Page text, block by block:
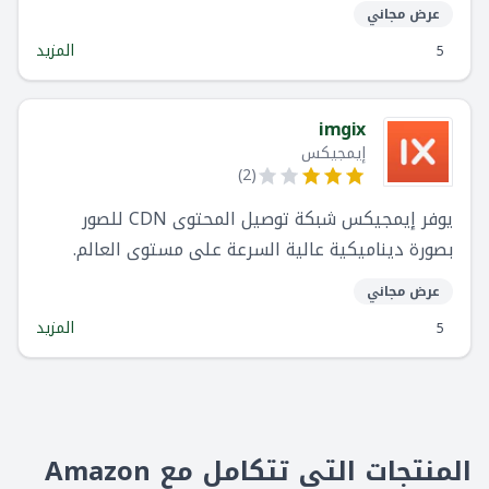
عرض مجاني
5
المزيد
imgix
إيمجيكس
(
2
)
يوفر إيمجيكس شبكة توصيل المحتوى CDN للصور
بصورة ديناميكية عالية السرعة على مستوى العالم.
تقوم إيمجيكس بتوصيل صورة مثالية لعملائك في أجزاء
من الثانية - دون أي نقصان في الجودة.
عرض مجاني
5
المزيد
المنتجات التي تتكامل مع Amazon